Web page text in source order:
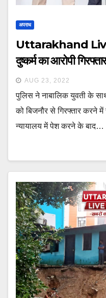
अपराध
Uttarakhand
दुष्कर्म का आरोपी
AUG 23, 2022
पुलिस ने नाबालिक युवती के
को बिजनौर से गिरफ्तार करने
न्यायालय में पेश करने के बाद…